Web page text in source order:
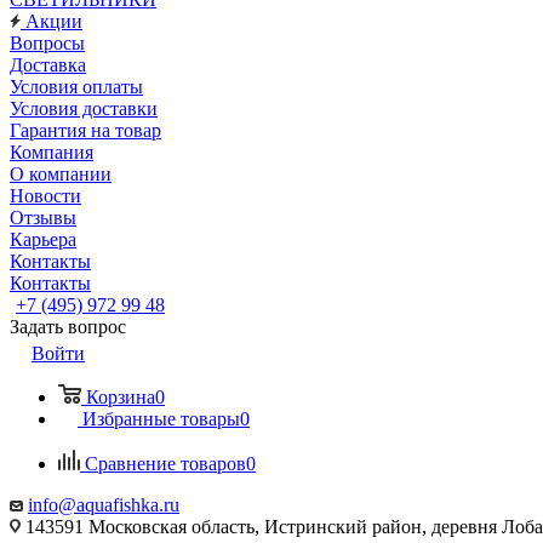
Акции
Вопросы
Доставка
Условия оплаты
Условия доставки
Гарантия на товар
Компания
О компании
Новости
Отзывы
Карьера
Контакты
Контакты
+7 (495) 972 99 48
Задать вопрос
Войти
Корзина0
Избранные товары0
Сравнение товаров0
info@aquafishka.ru
143591 Московская область, Истринский район, деревня